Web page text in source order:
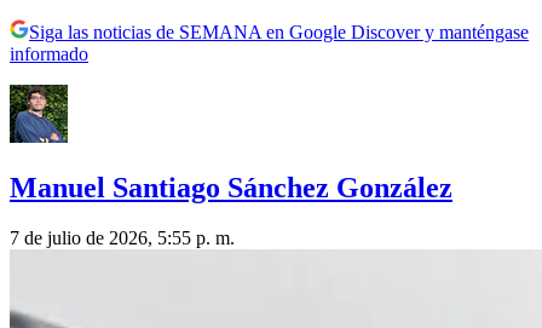
Siga las noticias de SEMANA en Google Discover y manténgase
informado
Manuel Santiago Sánchez González
7 de julio de 2026, 5:55 p. m.